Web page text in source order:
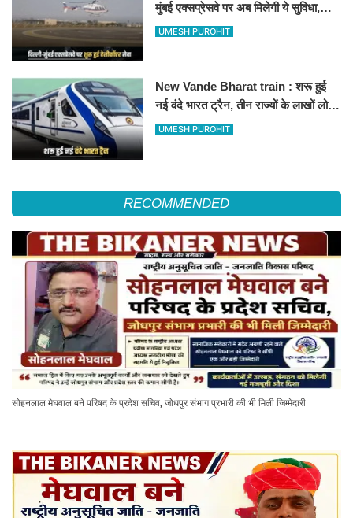
मुंबई एक्सप्रेसवे पर अब मिलेगी ये सुविधा,
हेलीकॉप्टर सर्विस से तुरंत घायल पहुंचेगा
UMESH PUROHIT
New Vande Bharat train : शरू हुई
नई वंदे भारत ट्रैन, तीन राज्यों के लाखों लोगों
का सफर होगा आसान, देखें पूरा रूटमैप
UMESH PUROHIT
RECOMMENDED
सोहनलाल मेघवाल बने परिषद के प्रदेश सचिव, जोधपुर संभाग प्रभारी की भी मिली जिम्मेदारी